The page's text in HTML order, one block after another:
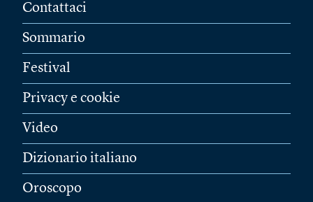
Contattaci
Sommario
Festival
Privacy e cookie
Video
Dizionario italiano
Oroscopo